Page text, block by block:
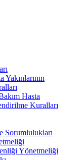
Yakınlarının
Hasta
Kuralları
Sorumlulukları
Yönetmeliği